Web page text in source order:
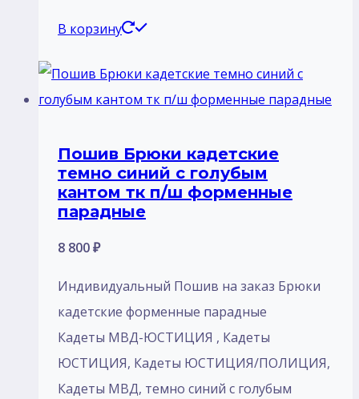
В корзину
Пошив Брюки кадетские
темно синий с голубым
кантом тк п/ш форменные
парадные
8 800₽
Индивидуальный Пошив на заказ Брюки
кадетские форменные парадные
Кадеты МВД-ЮСТИЦИЯ , Кадеты
ЮСТИЦИЯ, Кадеты ЮСТИЦИЯ/ПОЛИЦИЯ,
Кадеты МВД, темно синий с голубым